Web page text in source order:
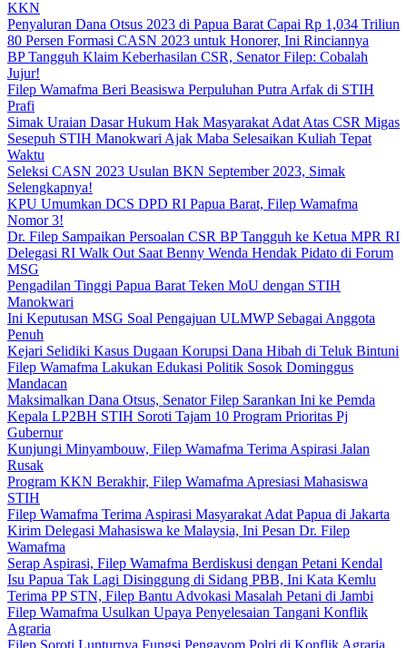
KKN
Penyaluran Dana Otsus 2023 di Papua Barat Capai Rp 1,034 Triliun
80 Persen Formasi CASN 2023 untuk Honorer, Ini Rinciannya
BP Tangguh Klaim Keberhasilan CSR, Senator Filep: Cobalah
Jujur!
Filep Wamafma Beri Beasiswa Perpuluhan Putra Arfak di STIH
Prafi
Simak Uraian Dasar Hukum Hak Masyarakat Adat Atas CSR Migas
Sesepuh STIH Manokwari Ajak Maba Selesaikan Kuliah Tepat
Waktu
Seleksi CASN 2023 Usulan BKN September 2023, Simak
Selengkapnya!
KPU Umumkan DCS DPD RI Papua Barat, Filep Wamafma
Nomor 3!
Dr. Filep Sampaikan Persoalan CSR BP Tangguh ke Ketua MPR RI
Delegasi RI Walk Out Saat Benny Wenda Hendak Pidato di Forum
MSG
Pengadilan Tinggi Papua Barat Teken MoU dengan STIH
Manokwari
Ini Keputusan MSG Soal Pengajuan ULMWP Sebagai Anggota
Penuh
Kejari Selidiki Kasus Dugaan Korupsi Dana Hibah di Teluk Bintuni
Filep Wamafma Lakukan Edukasi Politik Sosok Dominggus
Mandacan
Maksimalkan Dana Otsus, Senator Filep Sarankan Ini ke Pemda
Kepala LP2BH STIH Soroti Tajam 10 Program Prioritas Pj
Gubernur
Kunjungi Minyambouw, Filep Wamafma Terima Aspirasi Jalan
Rusak
Program KKN Berakhir, Filep Wamafma Apresiasi Mahasiswa
STIH
Filep Wamafma Terima Aspirasi Masyarakat Adat Papua di Jakarta
Kirim Delegasi Mahasiswa ke Malaysia, Ini Pesan Dr. Filep
Wamafma
Serap Aspirasi, Filep Wamafma Berdiskusi dengan Petani Kendal
Isu Papua Tak Lagi Disinggung di Sidang PBB, Ini Kata Kemlu
Terima PP STN, Filep Bantu Advokasi Masalah Petani di Jambi
Filep Wamafma Usulkan Upaya Penyelesaian Tangani Konflik
Agraria
Filep Soroti Lunturnya Fungsi Pengayom Polri di Konflik Agraria